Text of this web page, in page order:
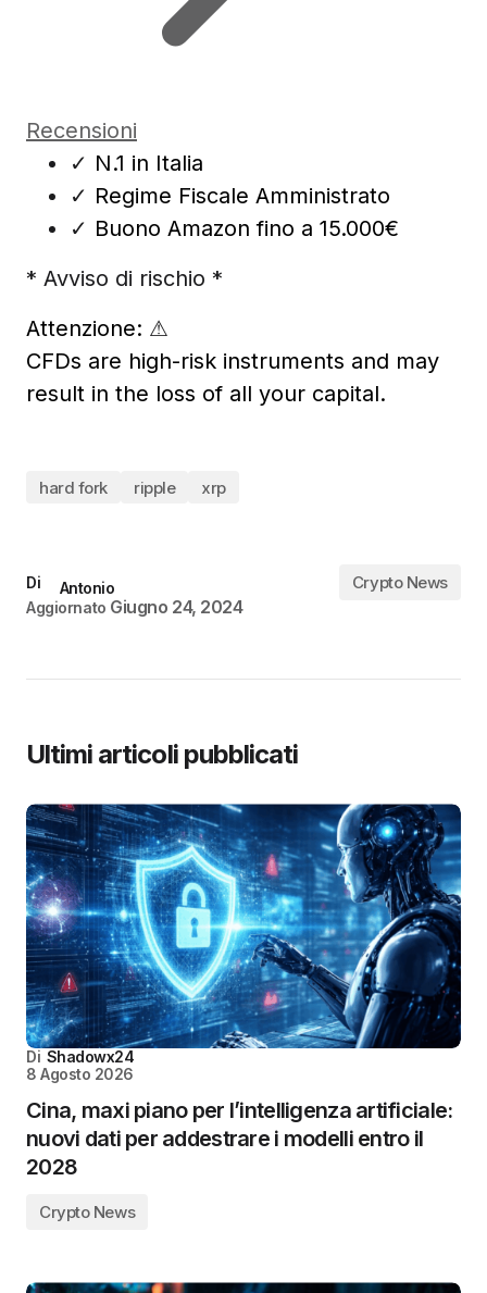
Recensioni
✓ N.1 in Italia
✓ Regime Fiscale Amministrato
✓ Buono Amazon fino a 15.000€
* Avviso di rischio *
Attenzione: ⚠
CFDs are high-risk instruments and may
result in the loss of all your capital.
hard fork ripple xrp
Di
Antonio
Aggiornato Giugno 24, 2024
Crypto News
Ultimi articoli pubblicati
Di Shadowx24
8 Agosto 2026
Cina, maxi piano per l’intelligenza artificiale:
nuovi dati per addestrare i modelli entro il
2028
Crypto News